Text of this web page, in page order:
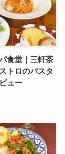
食堂｜三軒茶
トロのパスタ
ュー